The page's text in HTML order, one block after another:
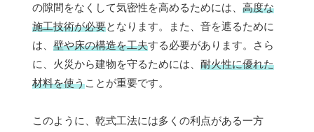
の隙間をなくして気密性を高めるためには、 高度な
施工技術が必要となります。また、音を遮るために
は、 壁や床の構造を工夫する必要があります。さら
に、火災から建物を守るためには、 耐火性に優れた
材料を使うことが重要です。
このように、乾式工法には多くの利点がある一方